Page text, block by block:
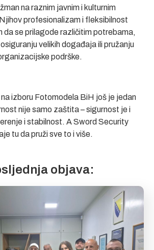
na raznim javnim i kulturnim
profesionalizam i fleksibilnost
da se prilagode različitim potrebama,
velikih događaja ili pružanju
podrške.
izboru Fotomodela BiH još je jedan
nije samo zaštita – sigurnost je i
i stabilnost. A Sword Security
tu da pruži sve to i više.
objava: